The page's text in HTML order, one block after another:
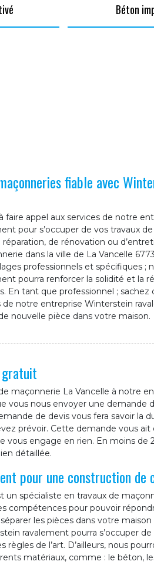
Béton
fiable avec
faire appel aux services de notre
pour s’occuper de vos travaux
réparation, de rénovation ou
dans la ville de La Vancelle
professionnels et spécifiques ;
pourra renforcer la solidité et la
En tant que professionnel ; sachez
de notre entreprise Winterstein
nouvelle pièce dans votre maison.
gratuit
maçonnerie La Vancelle à notre
vous nous envoyer une demande
de devis vous fera savoir la
prévoir. Cette demande vous
engage en rien. En moins de
détaillée.
pour une construction de
spécialiste en travaux de
compétences pour pouvoir
les pièces dans votre maison
ravalement pourra s’occuper
de l’art. D’ailleurs, nous
matériaux, comme : le béton,